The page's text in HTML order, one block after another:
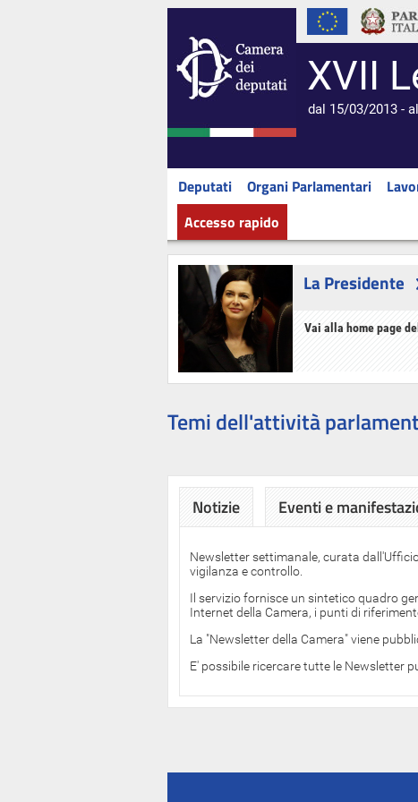
XVII
dal 15/03/2013 -
Deputati Organi Parlamentari
Accesso rapido
La Presidente
Vai alla home page
Temi dell'attività
Notizie Eventi e
Newsletter settimanale, curata
vigilanza e controllo.
Il servizio fornisce un sintetico quadro
Internet della Camera, i punti di
La "Newsletter della Camera" viene
E' possibile ricercare tutte le Newsletter